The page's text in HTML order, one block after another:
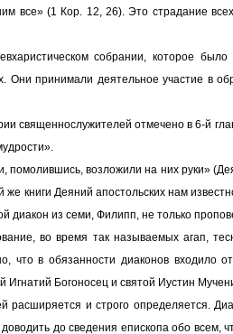
все» (1 Кор. 12, 26). Это страдание
собрании, которое
Они принимали деятельное участие в
священнослужителей отмечено в 6-й
помолившись, возложили на них руки»
же книги Деяний апостольских нам
диакон из семи, Филипп, не только
во время так называемых агап,
что в обязанности диаконов
Игнатий Богоносец и святой Иустин
расширяется и строго определяется.
до сведения епископа обо всем,